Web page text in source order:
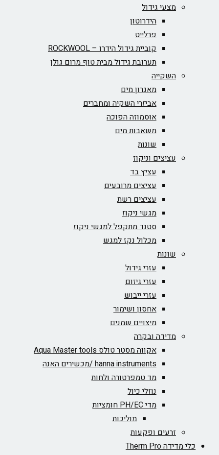
מצעי גידול
הידרוטון
פרלייט
קוביית גידול הידרו – ROCKWOOL‏
תערובת גידול מבית טוף מרום גולן
השקייה
מאגרון מים
אביזרי השקיה ומחברים
אוסמוזה הפוכה
משאבות מים
שונות
עציצים וניקוז
עציץ בד
עציצים מרובעים
עציצים רשת
מגשי ניקוז
סטנד מתקפל למגשי ניקוז
מכלול נקז למגש
שונות
עזרי גידול
עזרי גיזום
עזרי ייבוש
אחסון ושימור
מיצויים שמנים
מדידה ובקרה
אקווה מסטר טולס Aqua Master tools
hanna instruments /מכשירים האנה
מד טמפרטורה ולחות
נוזלי כיול
מדי PH/EC חומציות
מוליכות
זרעים ופקעות
כלי מדידה Therm Pro